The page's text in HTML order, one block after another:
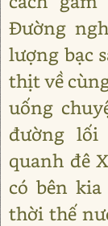
Đường
lượng bạc
thịt về
uống
đường lối
quanh đê
có bên
thời thế